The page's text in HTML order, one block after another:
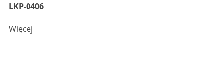
LKP-0406
Więcej